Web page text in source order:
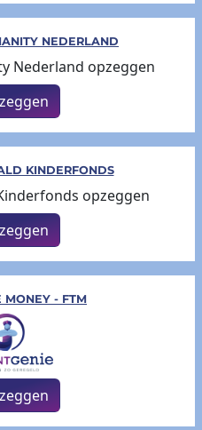
NEDERLAND
KINDERFONDS
MONEY - FTM